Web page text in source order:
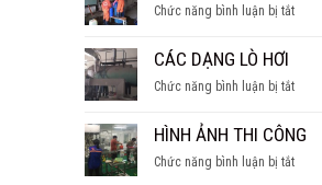
nước
rửa
nước
ngọt
Chức năng bình luận bị tắtở
SÚC
LÒ
HƠI
CÁC DẠNG LÒ HƠI
Chức năng bình luận bị tắtở
DẠNG
HƠI
HÌNH ẢNH THI CÔNG
Chức năng bình luận bị tắtở